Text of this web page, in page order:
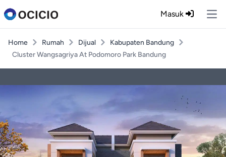
Masuk
Home Rumah Dijual
Kabupaten Bandung
Cluster Wangsagriya At Podomoro Park Bandung